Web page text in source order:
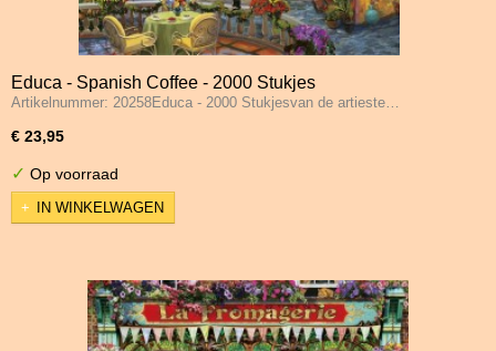
Educa - Spanish Coffee - 2000 Stukjes
Artikelnummer: 20258Educa - 2000 Stukjesvan de artieste…
€ 23,95
✓ Op voorraad
IN WINKELWAGEN